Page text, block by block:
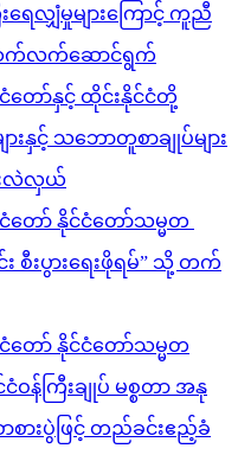
ေလျှံမှုများကြောင့် ကူညီ
ဆက်လက်ဆောင်ရွက်
ငံတော်နှင့် ထိုင်းနိုင်ငံတို့
းနှင့် သဘောတူစာချုပ်များ
လဲလှယ်
တော် နိုင်ငံတော်သမ္မတ
း စီးပွားရေးဖိုရမ်” သို့ တက်
တော် နိုင်ငံတော်သမ္မတ
ဝန်ကြီးချုပ် မစ္စတာ အနု
ားပွဲဖြင့် တည်ခင်းဧည့်ခံ